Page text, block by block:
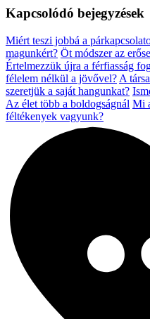
Kapcsolódó bejegyzések
Miért teszi jobbá a
magunkért? Öt módszer az
Értelmezzük újra a férfiasság
félelem nélkül a jövővel? A
szeretjük a saját hangunkat?
Az élet több a boldogságnál Mi
féltékenyek vagyunk?